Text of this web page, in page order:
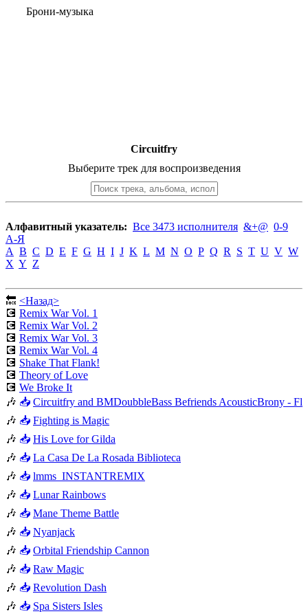
Брони-музыка
Circuitfry
Выберите трек для воспроизведения
Алфавитный указатель: Все 3473 исполнителя &+@ 0-9
А-Я
A B C D E F G H I J K L M N O P Q R S T U V W
X Y Z
🔙 <Назад>
💽 Remix War Vol. 1
💽 Remix War Vol. 2
💽 Remix War Vol. 3
💽 Remix War Vol. 4
💽 Shake That Flank!
💽 Theory of Love
💽 We Broke It
🎶 📥 Circuitfry and BMDoubbleBass Befriends AcousticBrony -
🎶 📥 Fighting is Magic
🎶 📥 His Love for Gilda
🎶 📥 La Casa De La Rosada Biblioteca
🎶 📥 lmms_INSTANTREMIX
🎶 📥 Lunar Rainbows
🎶 📥 Mane Theme Battle
🎶 📥 Nyanjack
🎶 📥 Orbital Friendship Cannon
🎶 📥 Raw Magic
🎶 📥 Revolution Dash
🎶 📥 Spa Sisters Isles